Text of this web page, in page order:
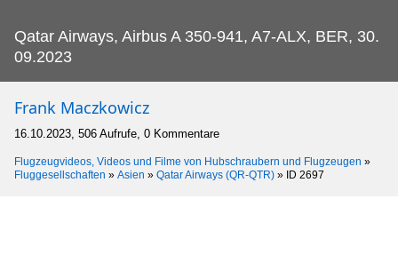
Qatar Airways, Airbus A 350-941, A7-ALX, BER, 30.
09.2023
Frank Maczkowicz
16.10.2023, 506 Aufrufe, 0 Kommentare
Flugzeugvideos, Videos und Filme von Hubschraubern und Flugzeugen »
Fluggesellschaften » Asien » Qatar Airways (QR-QTR) » ID 2697